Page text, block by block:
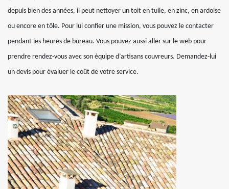
depuis bien des années, il peut nettoyer un toit en tuile, en zinc, en ardoise
ou encore en tôle. Pour lui confier une mission, vous pouvez le contacter
pendant les heures de bureau. Vous pouvez aussi aller sur le web pour
prendre rendez-vous avec son équipe d’artisans couvreurs. Demandez-lui
un devis pour évaluer le coût de votre service.